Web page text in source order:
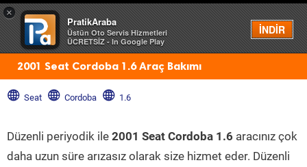
×
PratikAraba
Üstün Oto Servis Hizmetleri
ÜCRETSİZ - In Google Play
İNDİR
Menü
2001 Seat Cordoba 1.6 Araç Bakımı
Seat Cordoba 1.6
Düzenli periyodik ile 2001 Seat Cordoba 1.6 aracınız çok
daha uzun süre arızasız olarak size hizmet eder. Düzenli